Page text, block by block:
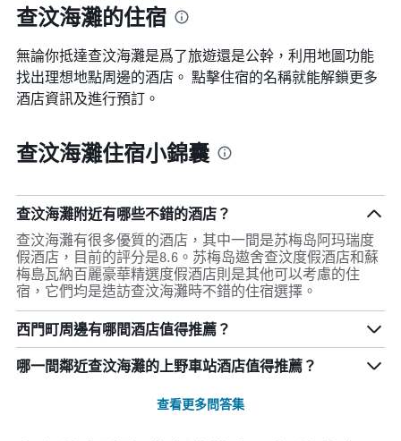
查汶海灘的住宿
無論你抵達查汶海灘​是爲了旅遊還是公幹，利用地圖功能
找出理想地點周邊的酒店。 點擊住宿的名稱就能解鎖更多
酒店資訊及進行預訂。
查汶海灘住宿小錦囊
查汶海灘附近有哪些不錯的酒店？
查汶海灘有很多優質的酒店，其中一間是苏梅岛阿玛瑞度
假酒店，目前的評分是8.6。苏梅岛遨舍查汶度假酒店和蘇
梅島瓦納百麗豪華精選度假酒店則是其他可以考慮的住
宿，它們均是造訪查汶海灘時不錯的住宿選擇。
西門町周邊有哪間酒店值得推薦？
哪一間鄰近查汶海灘的上野車站酒店值得推薦？
查看更多問答集